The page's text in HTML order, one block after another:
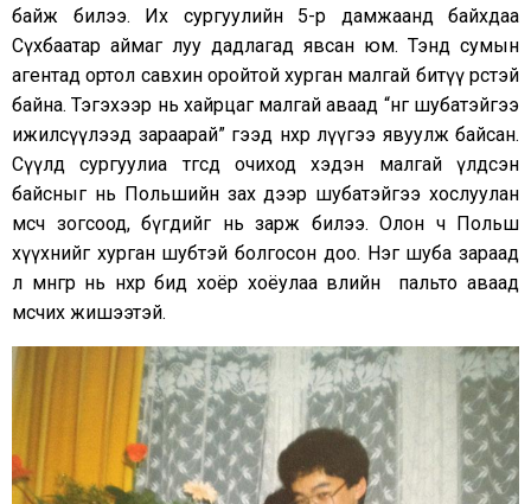
байж билээ. Их сургуулийн 5-р дамжаанд байхдаа
Сүхбаатар аймаг луу дадлагад явсан юм. Тэнд сумын
агентад ортол савхин оройтой хурган малгай битүү өрөөстэй
байна. Тэгэхээр нь хайрцаг малгай аваад “нөгөө шубатэйгээ
ижилсүүлээд зараарай” гээд нөхөр лүүгээ явуулж байсан.
Сүүлд сургуулиа төгсөөд очиход хэдэн малгай үлдсэн
байсныг нь Польшийн зах дээр шубатэйгээ хослуулан
өмсч зогсоод, бүгдийг нь зарж билээ. Олон ч Польш
хүүхнийг хурган шубтэй болгосон доо. Нэг шуба зараад
л мөнгөөр нь нөхөр бид хоёр хоёулаа өвлийн пальто аваад
өмсчих жишээтэй.